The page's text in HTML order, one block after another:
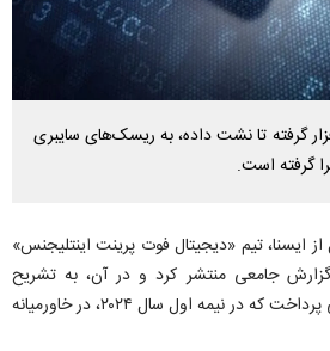
گرفته تا نشت داده، به ریسک‌های سایبری
گرفته است.
ایسنا، تیم «دیجیتال فوت پرینت اینتلیجنس»
گلوبال ۲۰۲۴»، گزارش جامعی منتشر کرد و در آن، به تشریح
تهدیدهای سایبری قابل توجهی پرداخت که در نیمه اول سال ۲۰۲۴، در خاورمیانه